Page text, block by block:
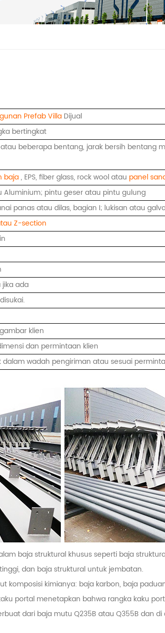
Prefab Villa Dijual
bertingkat
beberapa bentang, jarak bersih bentang
baja, EPS, fiber glass, rock wool atau panel
Aluminium; pintu geser atau pintu gulung
panas atau dilas, bagian I; lukisan atau
Z-section
ada
klien
dan permintaan klien
wadah pengiriman atau sesuai
baja struktural khusus seperti baja
dan baja struktural untuk jembatan.
komposisi kimianya: baja karbon, baja
portal menetapkan bahwa rangka kaku
dari baja mutu Q235B atau Q355B dan